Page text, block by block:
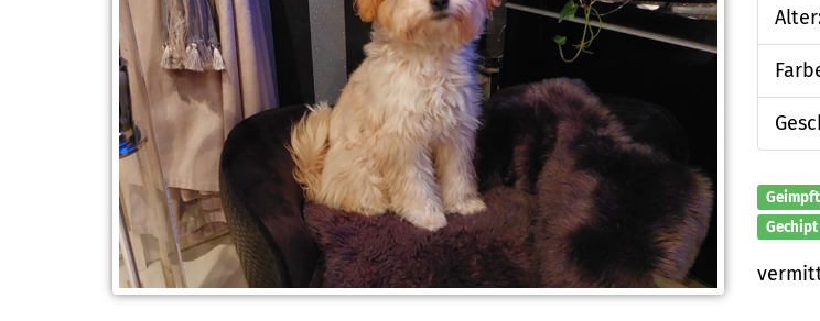
Geimpft
Gechipt